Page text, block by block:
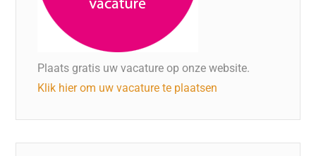
Plaats gratis uw vacature op onze website.
Klik hier om uw vacature te plaatsen